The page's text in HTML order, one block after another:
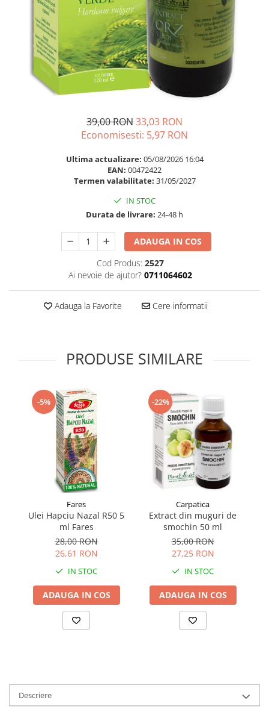
Omega 3
Par si unghii
Probiotice si prebiotice
Prostata
Sanatate urinara
Slabire si control greutate
Supliment Complexe
Supliment Vitamina B
Supliment Vitamina C
Supliment Vitamina D3
Tuse gat si respiratie
Ingrijire par
Balsam masca si tratament
Produse cu SPF Pentru Fata
Repelenti insecte
39,00 RON33,03 RON
Economisesti: 5,97 RON
Ultima actualizare: 05/08/2026 16:04
EAN: 00472422
Termen valabilitate: 31/05/2027
IN STOC
Durata de livrare: 24-48 h
ADAUGA IN COS
Cod Produs: 2527
Ai nevoie de ajutor? 0711064602
Adauga la Favorite Cere informatii
PRODUSE SIMILARE
-5%
Fares
Ulei Hapciu Nazal R50 5
ml Fares
28,00 RON
26,61 RON
IN STOC
ADAUGA IN COS
-22%
Carpatica
Extract din muguri de
smochin 50 ml
35,00 RON
27,25 RON
IN STOC
ADAUGA IN COS
Descriere